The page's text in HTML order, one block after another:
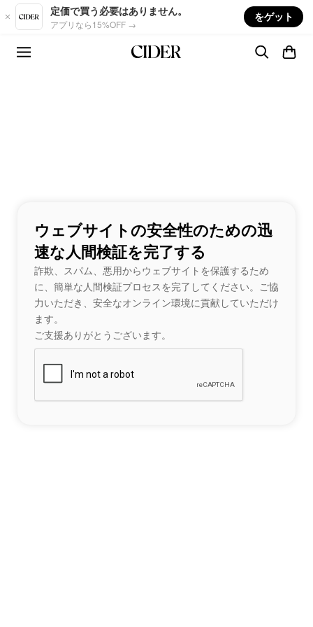
Skip to main content
定価で買う必要はありません。
アプリなら15%OFF →
をゲット
ウェブサイトの安全性のための迅
速な人間検証を完了する
詐欺、スパム、悪用からウェブサイトを保護するため
に、簡単な人間検証プロセスを完了してください。ご協
力いただき、安全なオンライン環境に貢献していただけ
ます。
ご支援ありがとうございます。